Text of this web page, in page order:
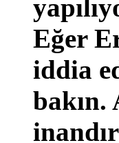
Eğer
iddia
bakın.